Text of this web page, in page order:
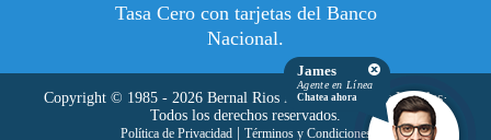
Tasa Cero con tarjetas del Banco
Nacional.
Copyright © 1985 - 2026 Bernal Rios Robles - Oficinas Legales·
Todos los derechos reservados.
Política de Privacidad| Términos y Condiciones
James
Agente en Línea
Chatea ahora